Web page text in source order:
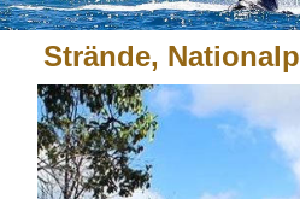
Kontakt
Strände,